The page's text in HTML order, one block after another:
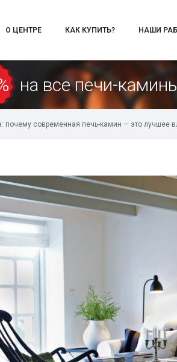
О ЦЕНТРЕ КАК КУПИТЬ? НАШИ
на все печи-
почему современная печь-камин — это лучшее